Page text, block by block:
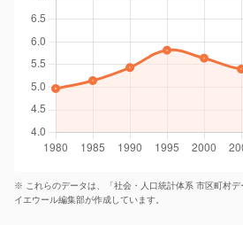
※ これらのデータは、「社会・人口統計体系 市区町村
イエウール編集部が作成しています。